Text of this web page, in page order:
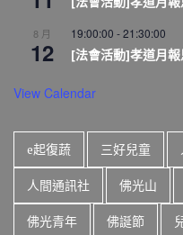
8 月
12
19:00:00 -21:30:00
[法會活動]孝道月
View Calendar
e起復蔬 三好兒童
人間通訊社 佛光山
佛光青年 佛誕節